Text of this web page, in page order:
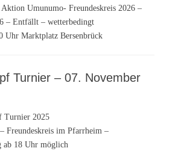
Aktion Umunumo- Freundeskreis 2026 –
– Entfällt – wetterbedingt
Uhr Marktplatz Bersenbrück
Turnier – 07. November
Turnier 2025
Freundeskreis im Pfarrheim –
ab 18 Uhr möglich